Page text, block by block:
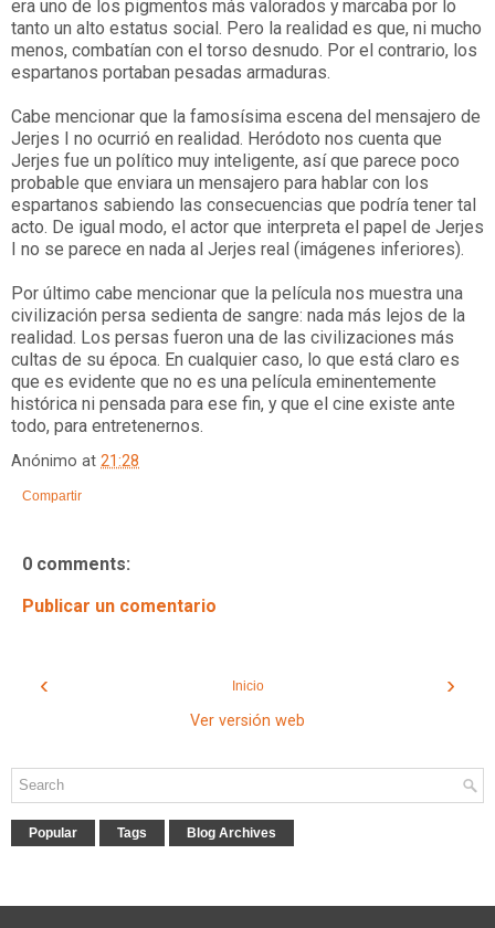
era uno de los pigmentos más valorados y marcaba por lo
tanto un alto estatus social. Pero la realidad es que, ni mucho
menos, combatían con el torso desnudo. Por el contrario, los
espartanos portaban pesadas armaduras.
Cabe mencionar que la famosísima escena del mensajero de
Jerjes I no ocurrió en realidad. Heródoto nos cuenta que
Jerjes fue un político muy inteligente, así que parece poco
probable que enviara un mensajero para hablar con los
espartanos sabiendo las consecuencias que podría tener tal
acto. De igual modo, el actor que interpreta el papel de Jerjes
I no se parece en nada al Jerjes real (imágenes inferiores).
Por último cabe mencionar que la película nos muestra una
civilización persa sedienta de sangre: nada más lejos de la
realidad. Los persas fueron una de las civilizaciones más
cultas de su época. En cualquier caso, lo que está claro es
que es evidente que no es una película eminentemente
histórica ni pensada para ese fin, y que el cine existe ante
todo, para entretenernos.
Anónimo at 21:28
Compartir
0 comments:
Publicar un comentario
‹ ›
Inicio
Ver versión web
Popular Tags Blog Archives